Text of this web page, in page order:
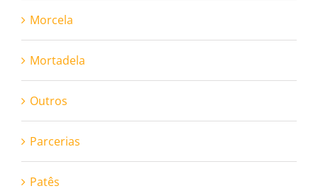
Morcela
Mortadela
Outros
Parcerias
Patês